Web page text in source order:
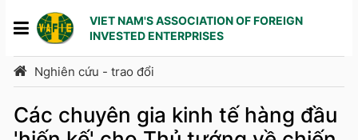
VIET NAM'S ASSOCIATION OF FOREIGN
INVESTED ENTERPRISES
Nghiên cứu - trao đổi
Các chuyên gia kinh tế hàng đầu